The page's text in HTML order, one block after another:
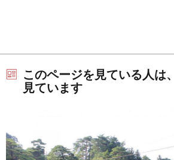
このページを見ている人は
見ています